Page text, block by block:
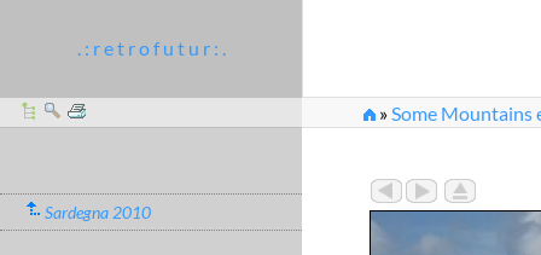
. : r e t r o f u t u r : .
»Some Mountains
Sardegna 2010